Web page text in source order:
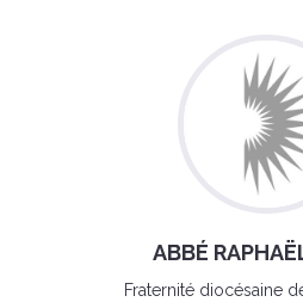
ABBÉ
Fraternité diocésaine